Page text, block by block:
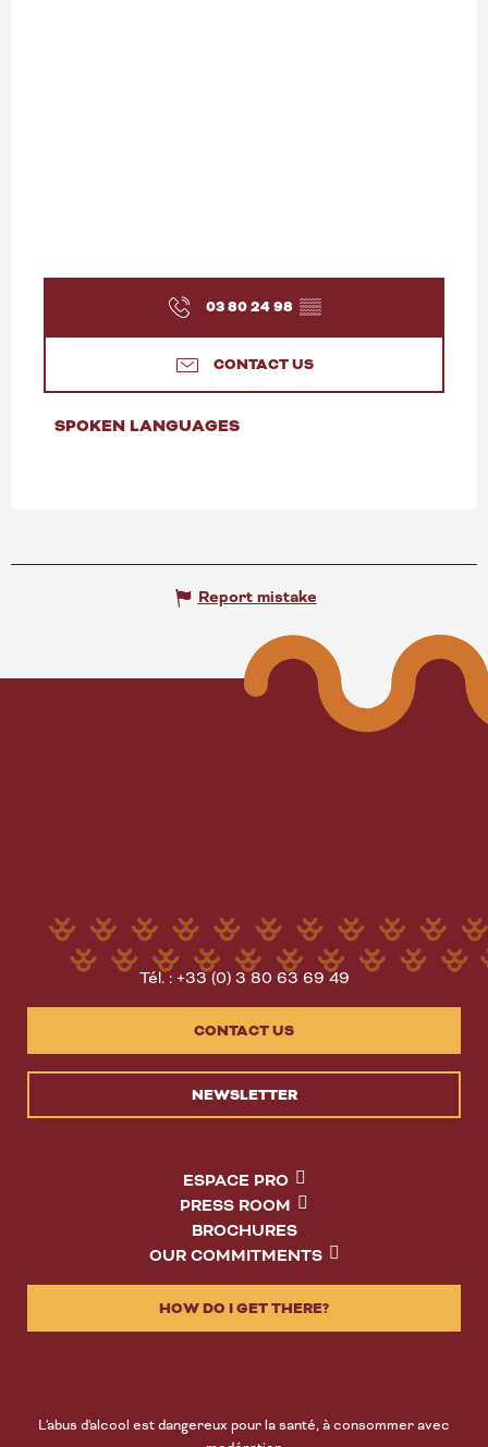
03 80 24 98 ▒▒
CONTACT US
SPOKEN LANGUAGES
SPOKEN LANGUAGES
Report mistake
Tél. : +33 (0) 3 80 63 69 49
CONTACT US
NEWSLETTER
ESPACE PRO
PRESS ROOM
BROCHURES
OUR COMMITMENTS
HOW DO I GET THERE?
L'abus d'alcool est dangereux pour la santé, à consommer avec